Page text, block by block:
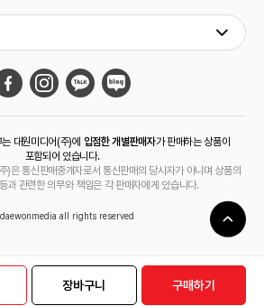
장바구니 구매하기
대원미디어(주)에 입점한 개별판매자가 판매하는 상품이
포함되어 있습니다.
)은 통신판매중개자로서 통신판매의 당사자가 아니며 상품의
과 관련한 의무와 책임은 각 판매자에게 있습니다.
all rights reserved